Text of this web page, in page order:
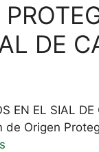
DE
EN EL SIAL
de Origen